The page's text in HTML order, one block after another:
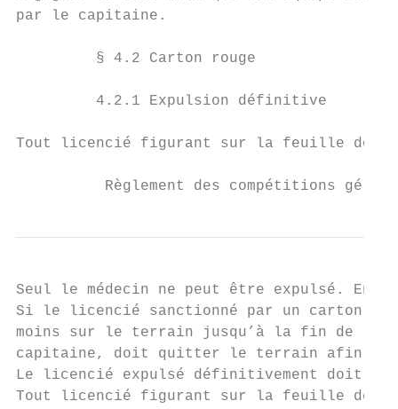
par le capitaine.
         § 4.2 Carton rouge
         4.2.1 Expulsion définitive
Tout licencié figurant sur la feuille de
Règlement des compétitions
Seul le médecin ne peut être expulsé. En
Si le licencié sanctionné par un carton
moins sur le terrain jusqu’à la fin de la
capitaine, doit quitter le terrain afin que
Le licencié expulsé définitivement doit
Tout licencié figurant sur la feuille de